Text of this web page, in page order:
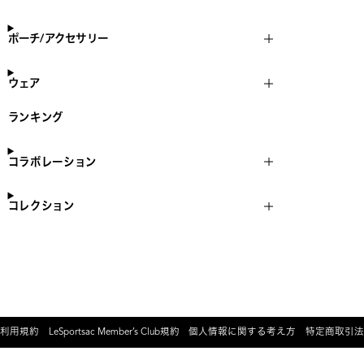
ポーチ/アクセサリー
ウェア
ランキング
コラボレーション
コレクション
利用規約 LeSportsac Member’s Club規約 個人情報に関する考え方 特定商取引